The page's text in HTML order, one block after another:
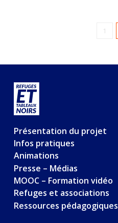
1
Présentation du projet
Infos pratiques
Animations
Presse – Médias
MOOC – Formation vidéo
Refuges et associations
Ressources pédagogiques